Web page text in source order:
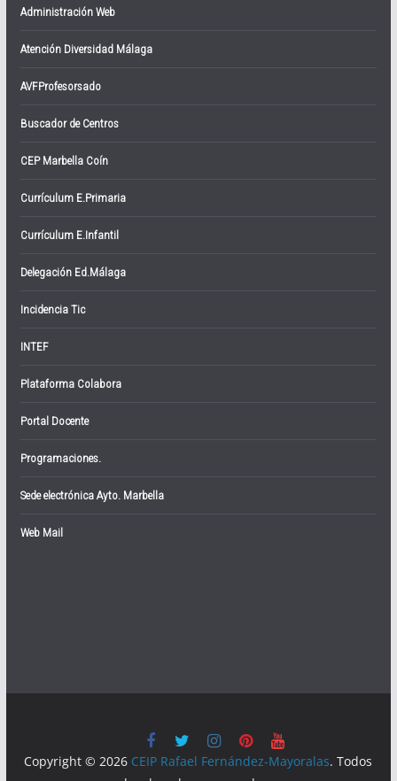
Administración Web
Atención Diversidad Málaga
AVFProfesorsado
Buscador de Centros
CEP Marbella Coín
Currículum E.Primaria
Currículum E.Infantil
Delegación Ed.Málaga
Incidencia Tic
INTEF
Plataforma Colabora
Portal Docente
Programaciones.
Sede electrónica Ayto. Marbella
Web Mail
Copyright © 2026 CEIP Rafael Fernández-Mayoralas. Todos